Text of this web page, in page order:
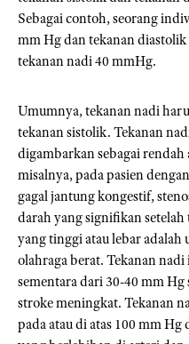
Sebagai contoh, seorang
mm Hg dan tekanan
tekanan nadi 40 mmHg.
Umumnya, tekanan nadi
tekanan sistolik. Tekanan
digambarkan sebagai
misalnya, pada pasien
gagal jantung kongestif,
darah yang signifikan
yang tinggi atau lebar adalah
olahraga berat. Tekanan
sementara dari 30-40 mm
stroke meningkat. Tekanan
pada atau di atas 100 mm